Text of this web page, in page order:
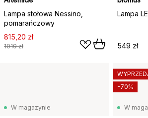
Lampa stołowa Nessino,
pomarańczowy
815,20 zł
1019 zł
Lampa
549 zł
W magazynie W
-70%